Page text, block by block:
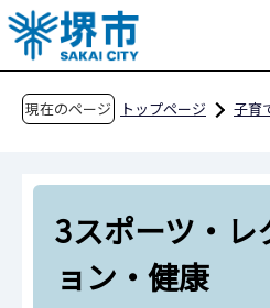
こ
の
ペ
現在のページ トップページ 子育
団体・サークル情報
3スポーツ・レクリエ
3スポーツ・レ
ョン・健康